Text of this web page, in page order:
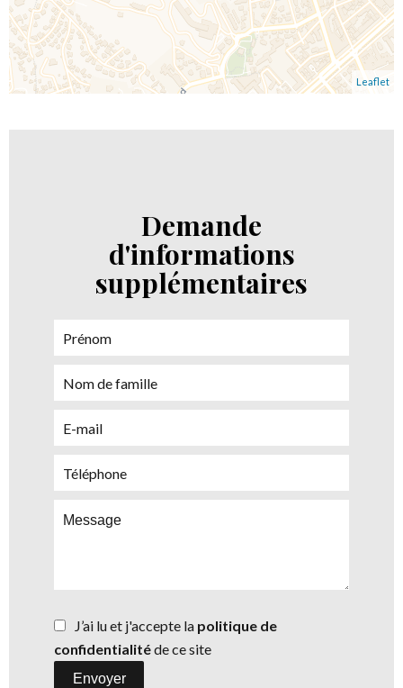
Leaflet
Demande
d'informations
supplémentaires
J’ai lu et j'accepte la politique de
confidentialitéde ce site
Envoyer